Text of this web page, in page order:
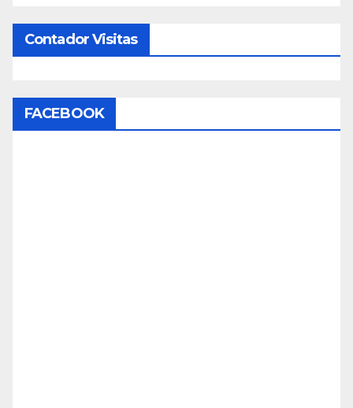
Contador Visitas
FACEBOOK